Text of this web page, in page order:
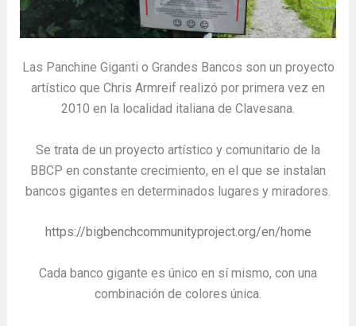
Las Panchine Giganti o Grandes Bancos son un proyecto
artístico que Chris Armreif realizó por primera vez en
2010 en la localidad italiana de Clavesana.
Se trata de un proyecto artístico y comunitario de la
BBCP en constante crecimiento, en el que se instalan
bancos gigantes en determinados lugares y miradores.
https://bigbenchcommunityproject.org/en/home
Cada banco gigante es único en sí mismo, con una
combinación de colores única.